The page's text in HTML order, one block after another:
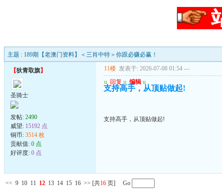
主题 : 189期【老澳门资料】＜三肖中特＞你跟必赚必赢！
【狄青取旗】
圣骑士
发帖: 2490
威望: 15192 点
铜币: 3514 枚
贡献值: 0 点
好评度: 0 点
11楼 发表于: 2026-07-08 01:54 ---
u 回复 u 编辑 u
支持高手，从顶贴做起!
支持高手，从顶贴做起!
<< 9 10 11 12 13 14 15 16 >> [共16 页] Go